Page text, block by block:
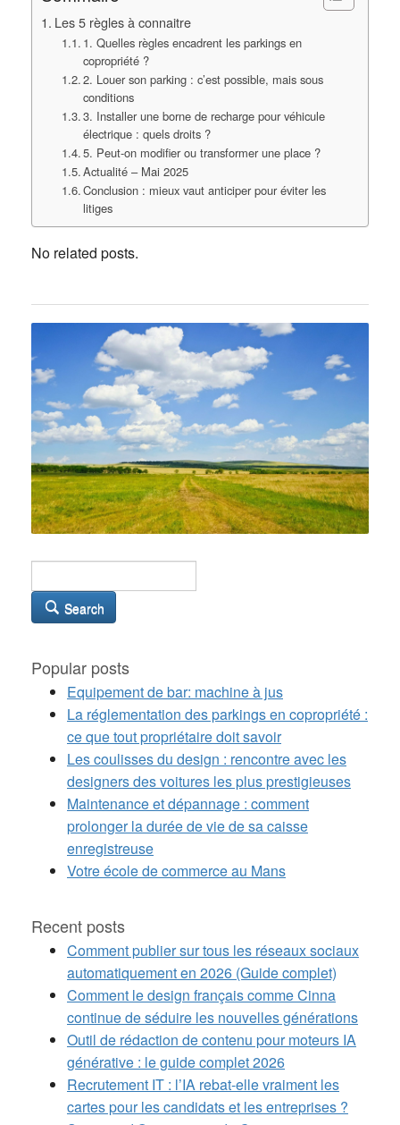
Les 5 règles à connaitre
1. Quelles règles encadrent les parkings en
copropriété ?
2. Louer son parking : c’est possible, mais sous
conditions
3. Installer une borne de recharge pour véhicule
électrique : quels droits ?
5. Peut-on modifier ou transformer une place ?
Actualité – Mai 2025
Conclusion : mieux vaut anticiper pour éviter les
litiges
No related posts.
Search
Popular posts
Equipement de bar: machine à jus
La réglementation des parkings en copropriété :
ce que tout propriétaire doit savoir
Les coulisses du design : rencontre avec les
designers des voitures les plus prestigieuses
Maintenance et dépannage : comment
prolonger la durée de vie de sa caisse
enregistreuse
Votre école de commerce au Mans
Recent posts
Comment publier sur tous les réseaux sociaux
automatiquement en 2026 (Guide complet)
Comment le design français comme Cinna
continue de séduire les nouvelles générations
Outil de rédaction de contenu pour moteurs IA
générative : le guide complet 2026
Recrutement IT : l’IA rebat-elle vraiment les
cartes pour les candidats et les entreprises ?